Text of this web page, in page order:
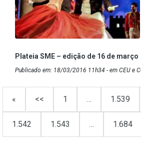
Plateia SME – edição de 16 de março
Publicado em: 18/03/2016 11h34 - em CEU e
« << 1 … 1.539
1.542 1.543 … 1.684